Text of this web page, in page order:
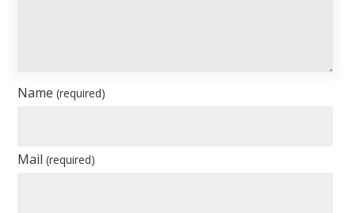
Name(required)
Mail(required)